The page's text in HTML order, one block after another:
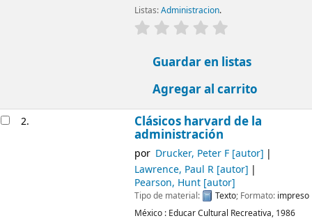
Listas:Administracion.
valoración
Guardar en listas
Agregar al carrito
2. Clásicos harvard de la
administración
por Drucker, Peter F[autor]
Lawrence, Paul R[autor]
Pearson, Hunt[autor]
Tipo de material: Texto; Formato: impreso
México : Educar Cultural Recreativa, 1986